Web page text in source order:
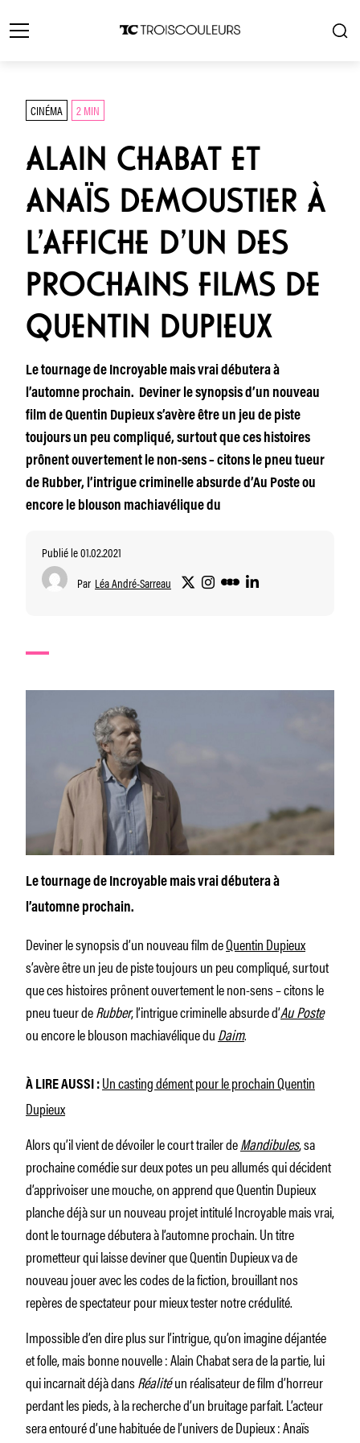
CINÉMA 2 MIN
ALAIN CHABAT ET
ANAÏS DEMOUSTIER À
L’AFFICHE D’UN DES
PROCHAINS FILMS DE
QUENTIN DUPIEUX
Le tournage de Incroyable mais vrai débutera à
l’automne prochain. Deviner le synopsis d’un nouveau
film de Quentin Dupieux s’avère être un jeu de piste
toujours un peu compliqué, surtout que ces histoires
prônent ouvertement le non-sens – citons le pneu tueur
de Rubber, l’intrigue criminelle absurde d’Au Poste ou
encore le blouson machiavélique du
Publié le 01.02.2021
Par Léa André-Sarreau
Le tournage de Incroyable mais vraidébutera à
l’automne prochain.
Deviner le synopsis d’un nouveau film deQuentin Dupieux
s’avère être un jeu de piste toujours un peu compliqué, surtout
que ces histoires prônent ouvertement le non-sens – citons le
pneu tueur deRubber, l’intrigue criminelle absurde d’Au Poste
ou encore le blouson machiavélique duDaim.
À LIRE AUSSI : Un casting dément pour le prochain Quentin
Dupieux
Alors qu’il vient de dévoiler le court trailer deMandibules, sa
prochaine comédie sur deux potes un peu allumés qui décident
d’apprivoiser une mouche, on apprend que Quentin Dupieux
planche déjà sur un nouveau projet intituléIncroyable mais vrai,
dont le tournage débutera à l’automne prochain. Un titre
prometteur qui laisse deviner que Quentin Dupieux va de
nouveau jouer avec les codes de la fiction, brouillant nos
repères de spectateur pour mieux tester notre crédulité.
Impossible d’en dire plus sur l’intrigue, qu’on imagine déjantée
et folle, mais bonne nouvelle : Alain Chabat sera de la partie, lui
qui incarnait déjà dansRéalitéun réalisateur de film d’horreur
perdant les pieds, à la recherche d’un bruitage parfait. L’acteur
sera entouré d’une habituée de l’univers de Dupieux : Anaïs